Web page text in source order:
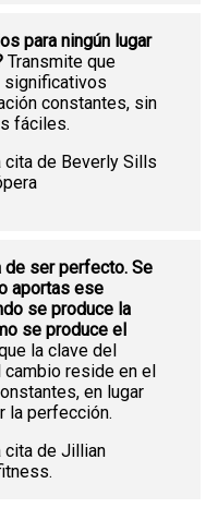
para ningún lugar
Transmite que
significativos
constantes, sin
fáciles.
cita de Beverly Sills
de ser perfecto. Se
aportas ese
se produce la
se produce el
la clave del
reside en el
en lugar
la perfección.
cita de Jillian